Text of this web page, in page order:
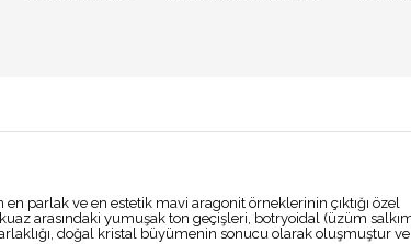
parlak ve en estetik mavi aragonit örneklerinin çıktığı özel
arasındaki yumuşak ton geçişleri, botryoidal (üzüm
doğal kristal büyümenin sonucu olarak oluşmuştur ve